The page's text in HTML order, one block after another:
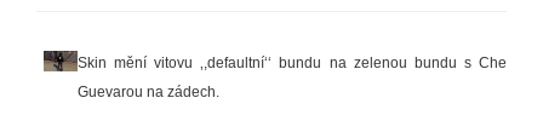
Skin mění vitovu ‚,defaultní‘‘ bundu na zelenou bundu s Che
Guevarou na zádech.